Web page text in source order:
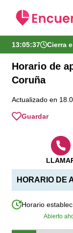
13:05:38 Cierra
Horario de
Coruña
Actualizado en
Guardar
HORARIO DE
Horario
Abierto